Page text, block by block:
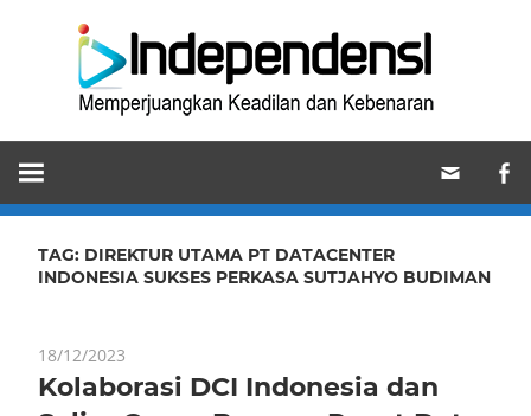
Memperjuangkan
Keadilan
dan
Kebenaran
TAG: DIREKTUR UTAMA PT DATACENTER
INDONESIA SUKSES PERKASA SUTJAHYO BUDIMAN
18/12/2023
Kolaborasi DCI Indonesia dan